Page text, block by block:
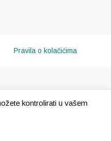
Pravila o kolačićima
kontrolirati u vašem